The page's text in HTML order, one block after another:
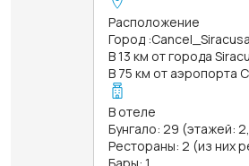
Расположение
Город :Cancel_Siracusa
В 13 км от города
В 75 км от аэропорта
В отеле
Бунгало: 29 (этажей:
Рестораны: 2 (из них
Бары: 1